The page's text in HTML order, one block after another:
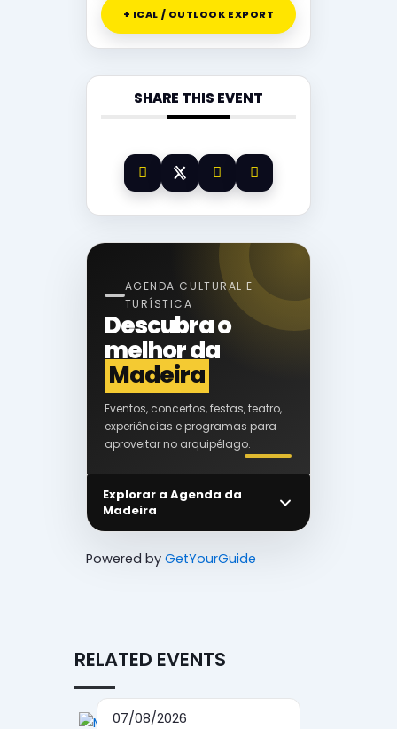
+ ICAL / OUTLOOK EXPORT
SHARE THIS EVENT
AGENDA CULTURAL E
TURÍSTICA
Descubra o
melhor da
Madeira
Eventos, concertos, festas, teatro,
experiências e programas para
aproveitar no arquipélago.
Explorar a Agenda da
Madeira
Powered by GetYourGuide
RELATED EVENTS
07/08/2026